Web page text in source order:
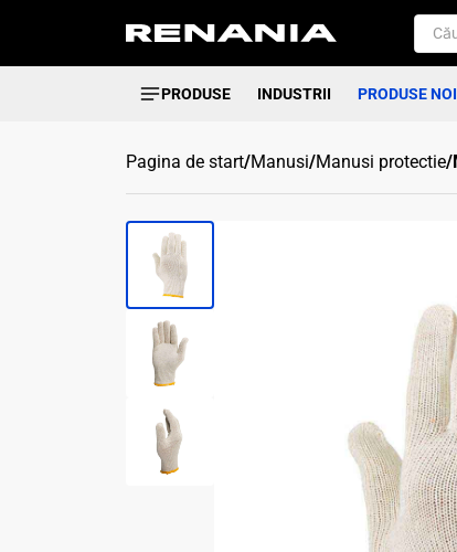
PRODUSE INDUSTRII PRODUSE NOI
Pagina de start/Manusi/Manusi protectie/